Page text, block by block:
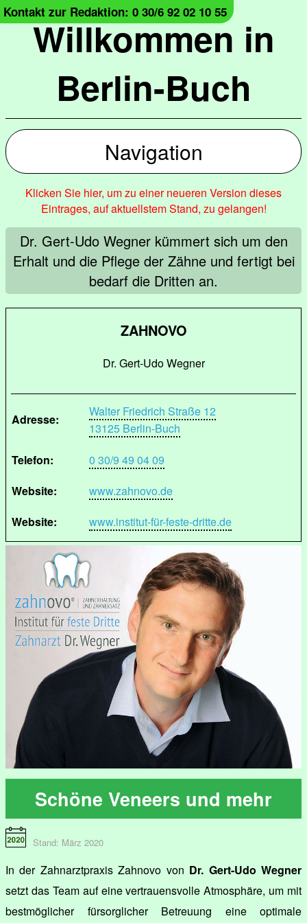
Willkommen in
Berlin-Buch
Kontakt zur Redaktion: 0 30/6 92 02 10 55
Navigation
Klicken Sie hier, um zu einer neueren Version dieses
Eintrages, auf aktuellstem Stand, zu gelangen!
Dr. Gert-Udo Wegner kümmert sich um den
Erhalt und die Pflege der Zähne und fertigt bei
bedarf die Dritten an.
ZAHNOVO
Dr. Gert-Udo Wegner
Adresse:
Walter Friedrich Straße 12
13125 Berlin-Buch
Telefon:
0 30/9 49 04 09
Website:
www.zahnovo.de
Website:
www.institut-für-feste-dritte.de
Schöne Veneers und mehr
Stand: März 2020
In der Zahnarztpraxis Zahnovo von Dr. Gert-Udo Wegner
setzt das Team auf eine vertrauensvolle Atmosphäre, um mit
bestmöglicher fürsorglicher Betreuung eine optimale